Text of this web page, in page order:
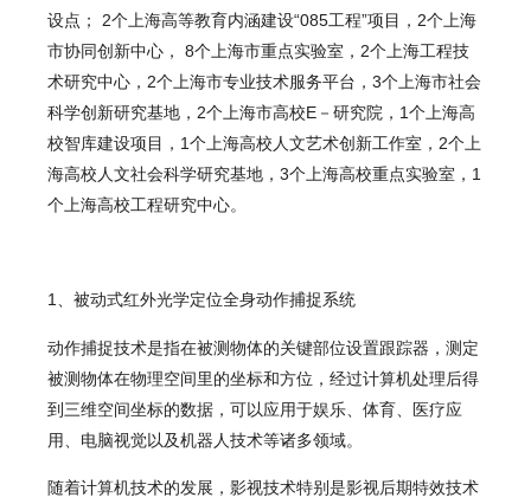
设点； 2个上海高等教育内涵建设“085工程”项目，2个上海
市协同创新中心， 8个上海市重点实验室，2个上海工程技
术研究中心，2个上海市专业技术服务平台，3个上海市社会
科学创新研究基地，2个上海市高校E－研究院，1个上海高
校智库建设项目，1个上海高校人文艺术创新工作室，2个上
海高校人文社会科学研究基地，3个上海高校重点实验室，1
个上海高校工程研究中心。
1、被动式红外光学定位全身动作捕捉系统
动作捕捉技术是指在被测物体的关键部位设置跟踪器，测定
被测物体在物理空间里的坐标和方位，经过计算机处理后得
到三维空间坐标的数据，可以应用于娱乐、体育、医疗应
用、电脑视觉以及机器人技术等诸多领域。
随着计算机技术的发展，影视技术特别是影视后期特效技术